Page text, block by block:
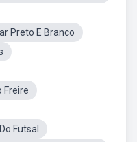
Preto E Branco
Freire
Futsal